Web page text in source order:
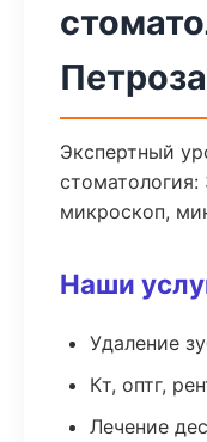
Экспертный
стоматология:
микроскоп,
Наши
Удаление
Кт, оптг,
Лечение